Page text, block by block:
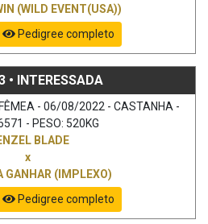
(WILD EVENT(USA))
Pedigree completo
• INTERESSADA
FÊMEA - 06/08/2022 - CASTANHA -
- PESO: 520KG
BLADE
x
GANHAR (IMPLEXO)
Pedigree completo